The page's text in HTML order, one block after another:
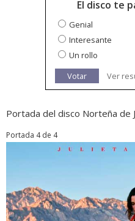
El disco te
Genial
Interesante
Un rollo
Votar
Ver
Portada del disco Norteña de
Portada 4 de 4